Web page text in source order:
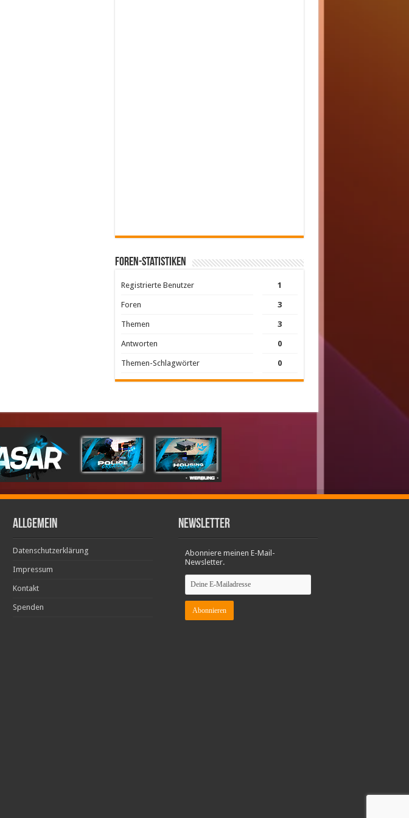
Foren-Statistiken
Registrierte Benutzer 1
Foren 3
Themen 3
Antworten 0
Themen-Schlagwörter 0
ALLGEMEIN
Datenschutzerklärung
Impressum
Kontakt
Spenden
Newsletter
Abonniere meinen E-Mail-
Newsletter.